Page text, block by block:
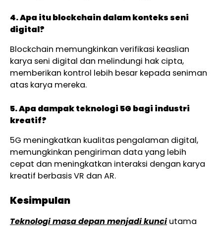
4. Apa itu blockchain dalam konteks seni
digital?
Blockchain memungkinkan verifikasi keaslian
karya seni digital dan melindungi hak cipta,
memberikan kontrol lebih besar kepada seniman
atas karya mereka.
5. Apa dampak teknologi 5G bagi industri
kreatif?
5G meningkatkan kualitas pengalaman digital,
memungkinkan pengiriman data yang lebih
cepat dan meningkatkan interaksi dengan karya
kreatif berbasis VR dan AR.
Kesimpulan
Teknologi masa depan menjadi kunciutama